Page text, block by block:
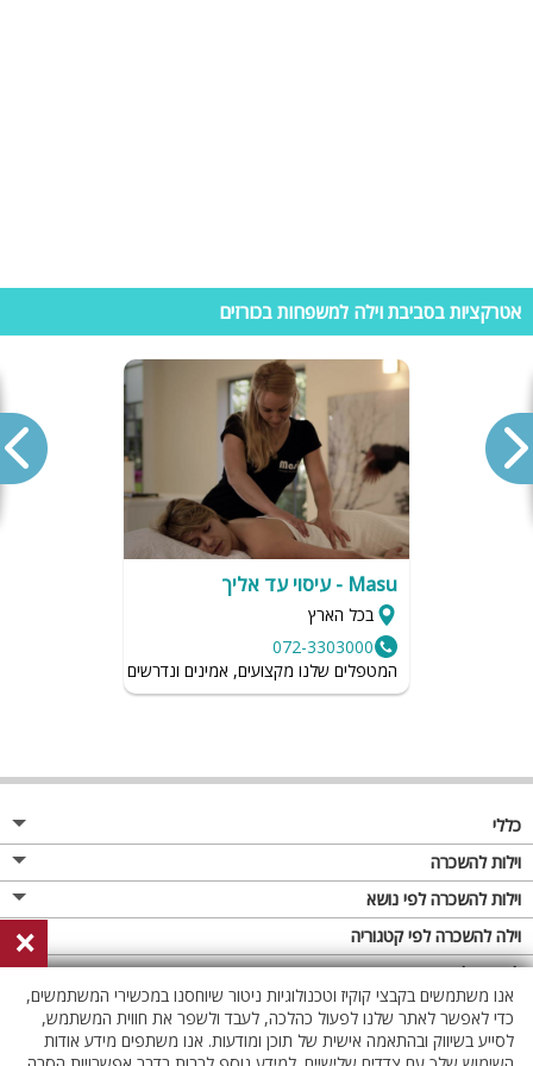
פיינטבול חוות גלבוע –יום כיף מגבש הכולל משחק לחימה אתגרי עם
אפקטים, אבזור, מתקנים ועוד. במתחם מציע גם טיולי טרקטורונים, ג'יפים,
אופניים, סנפלינג, קירות טיפוס ועוד ספורט אתגרי
מחפשים וילות בכורזים? נשמח לעזור!
ביישוב כורזים על יד הכנרת תוכלו למצוא מגוון וילות נופש למשפחות, קבוצות
וזוגות. באתר היכנסו לקטגוריית – וילות בכורזים ושם תוכלו להתרשם מגלריית
תמונות, מידע ופרטי התקשרות. בנוסף תוכלו להביט בוילות מומלצי הגולשים.
זקוקים לעזרה נוספת? חייגו כבר עכשיו לצוות יועצי הנופש שלנו ונשמח לעזור
למגוון וילות נופש באזור כורזים בקרו בעמוד>>
אטרקציות בסביבת וילה למשפחות בכורזים
Masu - עיסוי עד אליך
בכל הארץ
072-3303000
המטפלים שלנו מקצועים, אמינים ונדרשים לשמור על רמת
כללי
מגזין
פרסום באתר
תקנון
מדיניות פרטיות
וילות להשכרה
וילות בצפון
וילות במרכז
וילות בדרום
וילות באילת
וילות בשרון
וילות להשכרה לפי נושא
וילה לזוגות
וילות למשפחות
וילות לציבור הדתי
אירוח דרוזי
וילה להשכרה לפי קטגוריה
וילות עם בריכה
וילה עם בריכה מחוממת
וילה עם בריכה מחוממת מקורה
לופטים להשכרה
לופט
לופטים בצפון
×
אנו משתמשים בקבצי קוקיז וטכנולוגיות ניטור שיוחסנו במכשירי המשתמשים,
כדי לאפשר לאתר שלנו לפעול כהלכה, לעבד ולשפר את חווית המשתמש,
לסייע בשיווק ובהתאמה אישית של תוכן ומודעות. אנו משתפים מידע אודות